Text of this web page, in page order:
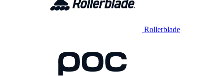
Rollerblade